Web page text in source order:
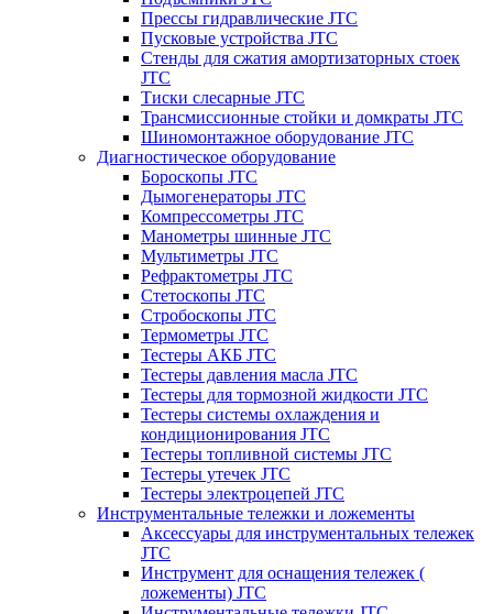
Прессы гидравлические JTC
Пусковые устройства JTC
Стенды для сжатия амортизаторных стоек
JTC
Тиски слесарные JTC
Трансмиссионные стойки и домкраты JTC
Шиномонтажное оборудование JTC
Диагностическое оборудование
Бороскопы JTC
Дымогенераторы JTC
Компрессометры JTC
Манометры шинные JTC
Мультиметры JTC
Рефрактометры JTC
Стетоскопы JTC
Стробоскопы JTC
Термометры JTC
Тестеры АКБ JTC
Тестеры давления масла JTC
Тестеры для тормозной жидкости JTC
Тестеры системы охлаждения и
кондиционирования JTC
Тестеры топливной системы JTC
Тестеры утечек JTC
Тестеры электроцепей JTC
Инструментальные тележки и ложементы
Аксессуары для инструментальных тележек
JTC
Инструмент для оснащения тележек (
ложементы) JTC